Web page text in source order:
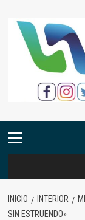
contenido
Menú
INICIO INTERIOR
SIN ESTRUENDO»